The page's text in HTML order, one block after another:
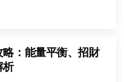
：能量平衡、招財
析